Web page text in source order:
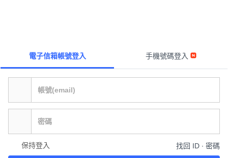
電子信箱帳號登入 手機號碼登入
保持登入 找回 ID ∙ 密碼